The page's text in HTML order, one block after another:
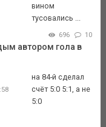
вином
тусовались ...
696 10
автором гола в
на 84-й сделал
счёт 5:0 5:1, а не
5:0